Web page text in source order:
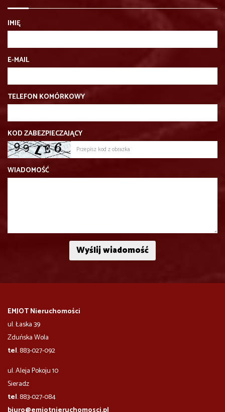
IMIĘ
E-MAIL
TELEFON KOMÓRKOWY
KOD ZABEZPIECZAJĄCY
WIADOMOŚĆ
EMJOT Nieruchomości
ul. Łaska 39
Zduńska Wola
tel. 883-027-092
ul. Aleja Pokoju 10
​​​​​Sieradz
tel. 883-027-084